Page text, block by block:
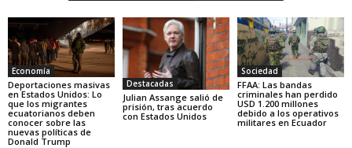
Economía
Deportaciones masivas
en Estados Unidos: Lo
que los migrantes
ecuatorianos deben
conocer sobre las
nuevas políticas de
Donald Trump
Destacadas
Julian Assange salió de
prisión, tras acuerdo
con Estados Unidos
Sociedad
FFAA: Las bandas
criminales han perdido
USD 1.200 millones
debido a los operativos
militares en Ecuador